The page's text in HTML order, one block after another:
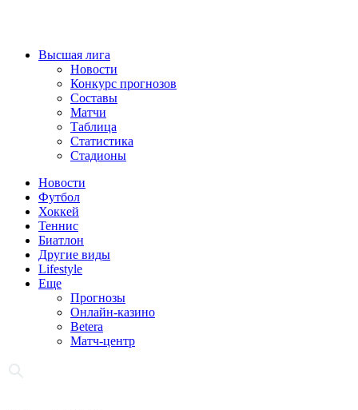
Высшая лига
Новости
Конкурс прогнозов
Составы
Матчи
Таблица
Статистика
Стадионы
Новости
Футбол
Хоккей
Теннис
Биатлон
Другие виды
Lifestyle
Еще
Прогнозы
Онлайн-казино
Betera
Матч-центр